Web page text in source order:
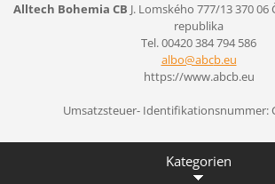
Alltech Bohemia CB J. Lomského 777/13370 06
republika
Tel. 00420 384 794 586
albo@abcb.eu
https://www.abcb.eu
Umsatzsteuer- Identifikationsnummer:
Kategorien